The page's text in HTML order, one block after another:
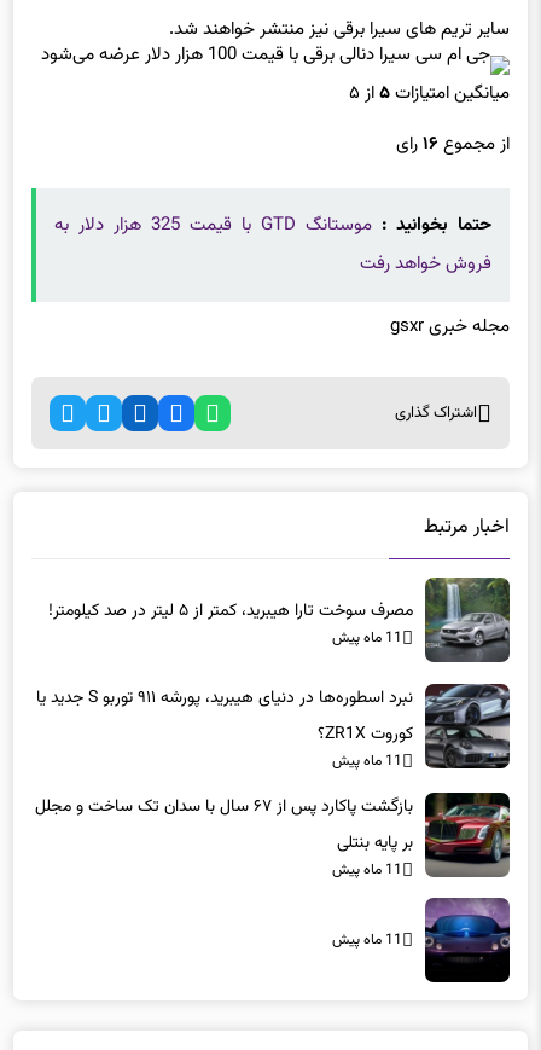
سایر تریم های سیرا برقی نیز منتشر خواهند شد.
میانگین امتیازات۵از ۵
از مجموع ۱۶رای
حتما بخوانید :
موستانگ GTD با قیمت 325 هزار دلار به
فروش خواهد رفت
مجله خبری gsxr
اشتراک گذاری
اخبار مرتبط
مصرف سوخت تارا هیبرید، کمتر از ۵ لیتر در صد کیلومتر!
11 ماه پیش
نبرد اسطوره‌ها در دنیای هیبرید، پورشه ۹۱۱ توربو S جدید یا
کوروت ZR1X؟
11 ماه پیش
بازگشت پاکارد پس از ۶۷ سال با سدان تک ساخت و مجلل
بر پایه بنتلی
11 ماه پیش
11 ماه پیش